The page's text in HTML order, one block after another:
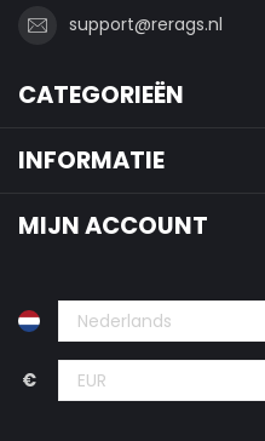
support@rerags.nl
CATEGORIEËN
INFORMATIE
MIJN ACCOUNT
€